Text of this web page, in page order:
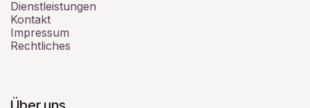
Dienstleistungen
Kontakt
Impressum
Rechtliches